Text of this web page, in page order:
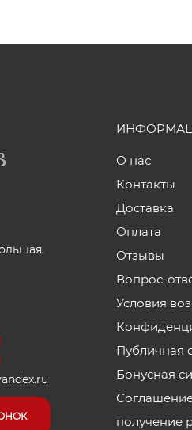
О нас
Контакты
Доставка
Оплата
Отзывы
Вопрос-
Условия
Публичная
Бонусная
получение